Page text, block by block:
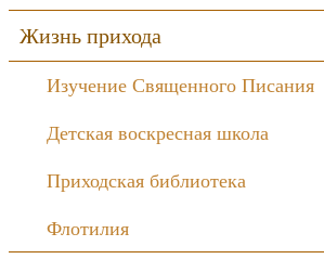
Жизнь прихода
Изучение Священного Писания
Детская воскресная школа
Приходская библиотека
Флотилия